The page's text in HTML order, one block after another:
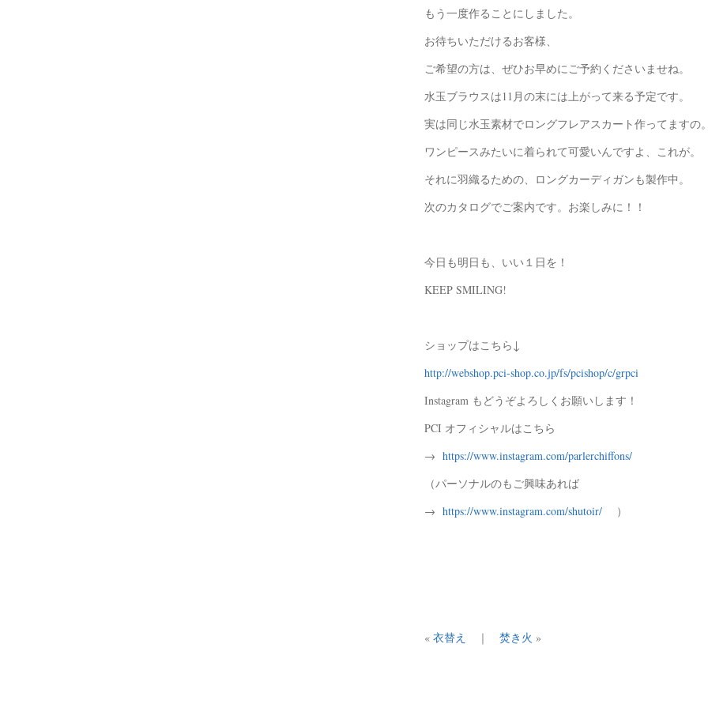
もう一度作ることにしました。
お待ちいただけるお客様、
ご希望の方は、ぜひお早めにご予約くださいませね。
水玉ブラウスは11月の末には上がって来る予定です。
実は同じ水玉素材でロングフレアスカート作ってますの
ワンピースみたいに着られて可愛いんですよ、これが。
それに羽織るための、ロングカーディガンも製作中。
次のカタログでご案内です。お楽しみに！！
今日も明日も、いい１日を！
KEEP SMILING!
ショップはこちら↓
http://webshop.pci-shop.co.jp/fs/pcishop/c/grpci
Instagram もどうぞよろしくお願いします！
PCI オフィシャルはこちら
→ https://www.instagram.com/parlerchiffons/
（パーソナルのもご興味あれば
→ https://www.instagram.com/shutoir/ ）
« 衣替え ｜ 焚き火 »